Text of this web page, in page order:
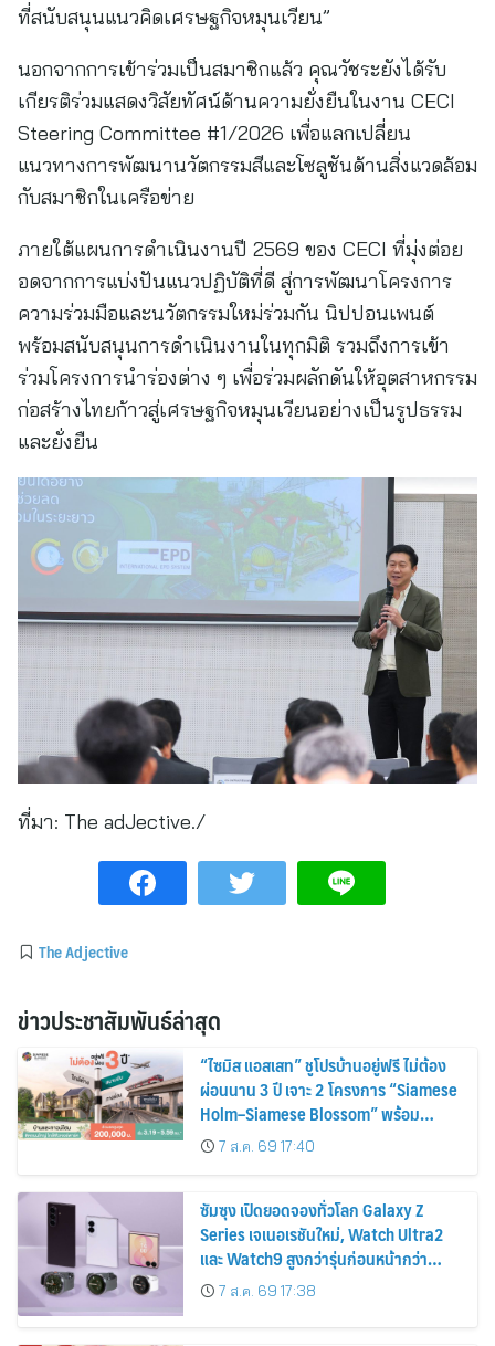
ที่สนับสนุนแนวคิดเศรษฐกิจหมุนเวียน”
นอกจากการเข้าร่วมเป็นสมาชิกแล้ว คุณวัชระยังได้รับ
เกียรติร่วมแสดงวิสัยทัศน์ด้านความยั่งยืนในงาน CECI
Steering Committee #1/2026 เพื่อแลกเปลี่ยน
แนวทางการพัฒนานวัตกรรมสีและโซลูชันด้านสิ่งแวดล้อม
กับสมาชิกในเครือข่าย
ภายใต้แผนการดำเนินงานปี 2569 ของ CECI ที่มุ่งต่อย
อดจากการแบ่งปันแนวปฏิบัติที่ดี สู่การพัฒนาโครงการ
ความร่วมมือและนวัตกรรมใหม่ร่วมกัน นิปปอนเพนต์
พร้อมสนับสนุนการดำเนินงานในทุกมิติ รวมถึงการเข้า
ร่วมโครงการนำร่องต่าง ๆ เพื่อร่วมผลักดันให้อุตสาหกรรม
ก่อสร้างไทยก้าวสู่เศรษฐกิจหมุนเวียนอย่างเป็นรูปธรรม
และยั่งยืน
ที่มา: The adJective./
The Adjective
ข่าวประชาสัมพันธ์ล่าสุด
“ไซมิส แอสเสท” ชูโปรบ้านอยู่ฟรี ไม่ต้อง
ผ่อนนาน 3 ปี เจาะ 2 โครงการ “Siamese
Holm–Siamese Blossom” พร้อม
ส่วนลดและสิทธิพิเศษถึง 31 สิงหาคม
2569
7 ส.ค. 69 17:40
ซัมซุง เปิดยอดจองทั่วโลก Galaxy Z
Series เจเนอเรชันใหม่, Watch Ultra2
และ Watch9 สูงกว่ารุ่นก่อนหน้ากว่า
30%7 ส.ค. 69 17:38